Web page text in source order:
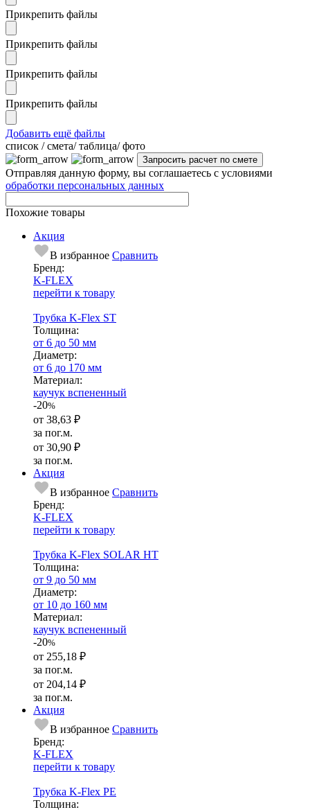
Прикрепить файлы
Прикрепить файлы
Прикрепить файлы
Прикрепить файлы
Добавить ещё файлы
cписок / смета/ таблица/ фото
Отправляя данную форму, вы соглашаетесь с условиями
обработки персональных данных
Похожие товары
Акция
В избранное Сравнить
Бренд:
K-FLEX
перейти к товару
Трубка K-Flex ST
Тол­щи­на:
от 6 до 50 мм
Диаметр:
от 6 до 170 мм
Ма­­те­­ри­­ал:
каучук вспененный
-20%
от 38,63 ₽
за пог.м.
от 30,90 ₽
за пог.м.
Акция
В избранное Сравнить
Бренд:
K-FLEX
перейти к товару
Трубка K-Flex SOLAR HT
Тол­щи­на:
от 9 до 50 мм
Диаметр:
от 10 до 160 мм
Ма­­те­­ри­­ал:
каучук вспененный
-20%
от 255,18 ₽
за пог.м.
от 204,14 ₽
за пог.м.
Акция
В избранное Сравнить
Бренд:
K-FLEX
перейти к товару
Трубка K-Flex PE
Тол­щи­на: